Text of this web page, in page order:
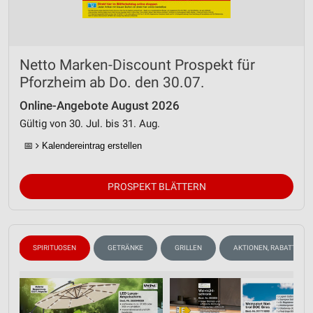
Netto Marken-Discount Prospekt für
Pforzheim ab Do. den 30.07.
Online-Angebote August 2026
Gültig von 30. Jul. bis 31. Aug.
📅 Kalendereintrag erstellen
PROSPEKT BLÄTTERN
SPIRITUOSEN GETRÄNKE GRILLEN AKTIONEN, RABATTE &
Messung der Werbeleistung
Analyse von Zielgruppen durch Statistiken oder
Kombinationen von Daten aus verschiedenen
Entwicklung und Verbesserung der Angebote
Verwendung reduzierter Daten zur Auswahl von
IAB-Besonderheiten:
Geräte anhand von aktiv angeforderten
Informationen identifizieren
Notwendig